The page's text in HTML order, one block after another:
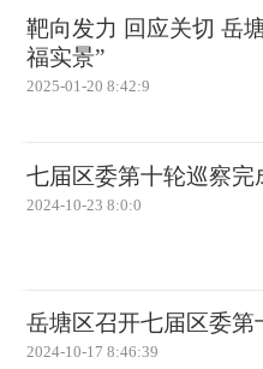
靶向发力 回应关切 岳
福实景”
2025-01-20 8:42:9
七届区委第十轮巡察
2024-10-23 8:0:0
岳塘区召开七届区委第
2024-10-17 8:46:39